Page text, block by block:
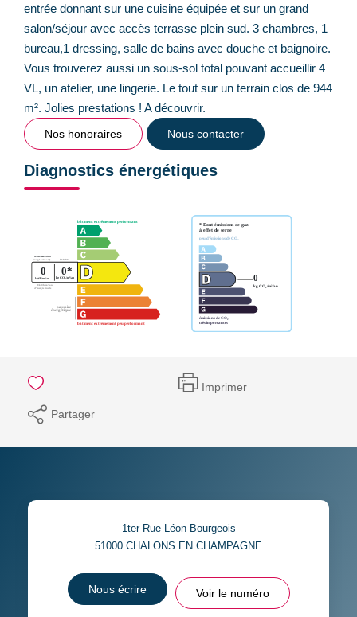
entrée donnant sur une cuisine équipée et sur un grand
salon/séjour avec accès terrasse plein sud. 3 chambres, 1
bureau,1 dressing, salle de bains avec douche et baignoire.
Vous trouverez aussi un sous-sol total pouvant accueillir 4
VL, un atelier, une lingerie. Le tout sur un terrain clos de 944
m². Jolies prestations ! A découvrir.
Nos honoraires Nous contacter
Diagnostics énergétiques
Imprimer
Partager
1ter Rue Léon Bourgeois
51000 CHALONS EN CHAMPAGNE
Nous écrire Voir le numéro